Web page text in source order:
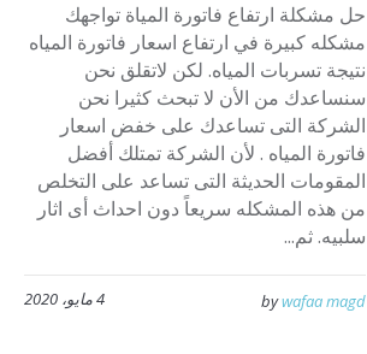
حل مشكلة ارتفاع فاتورة المياة تواجهك
مشكله كبيرة في ارتفاع اسعار فاتورة المياه
نتيجة تسربات المياه. لكن لاتقلق نحن
سنساعدك من الأن لا تبحث كثيرا نحن
الشركة التى تساعدك على خفض اسعار
فاتورة المياه . لأن الشركة تمتلك أفضل
المقومات الحديثة التى تساعد على التخلص
من هذه المشكله سريعاً دون احداث أى اثار
سلبيه. ثم...
4 مايو، 2020 bywafaa magd